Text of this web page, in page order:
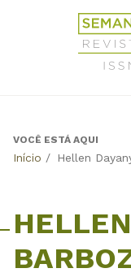
Revista
Semana
6717
Back
VOCÊ ESTÁ AQUI
Início / Hellen